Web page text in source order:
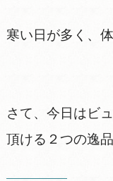
寒い日が多く、
さて、今日はビ
頂ける２つの逸